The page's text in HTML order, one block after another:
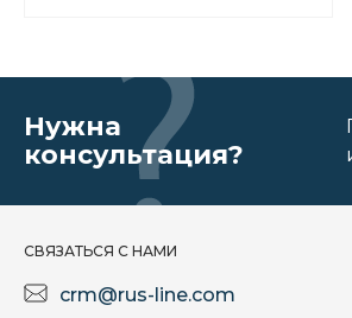
Нужна
консультация?
СВЯЗАТЬСЯ С НАМИ
crm@rus-line.com